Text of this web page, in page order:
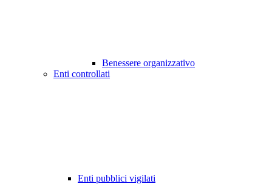
Benessere organizzativo
Enti controllati
Enti pubblici vigilati